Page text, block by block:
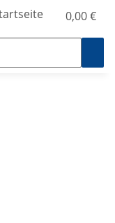
0,00 €